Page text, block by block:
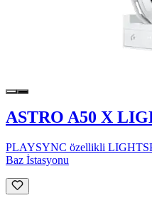
ASTRO A50 X
PLAYSYNC özellikli
Baz İstasyonu